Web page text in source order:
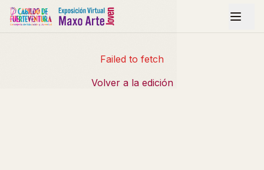
Failed to fetch
Volver a la edición